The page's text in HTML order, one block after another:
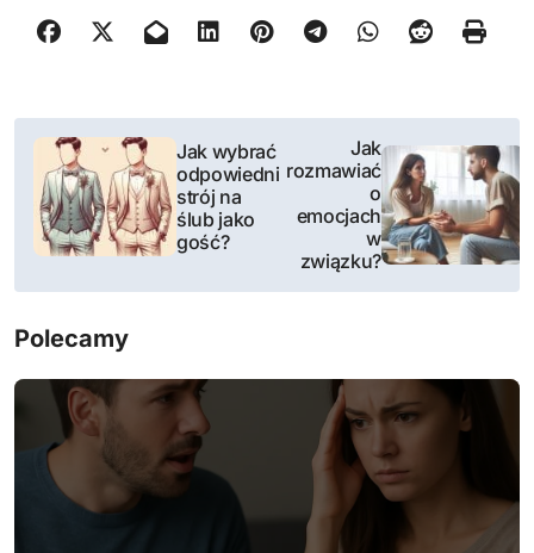
N
w
i
g
a
Jak wybrać
odpowiedni
strój na
ślub jako
gość?
Jak
rozmawiać
o
emocjach
w
związku?
Polecamy